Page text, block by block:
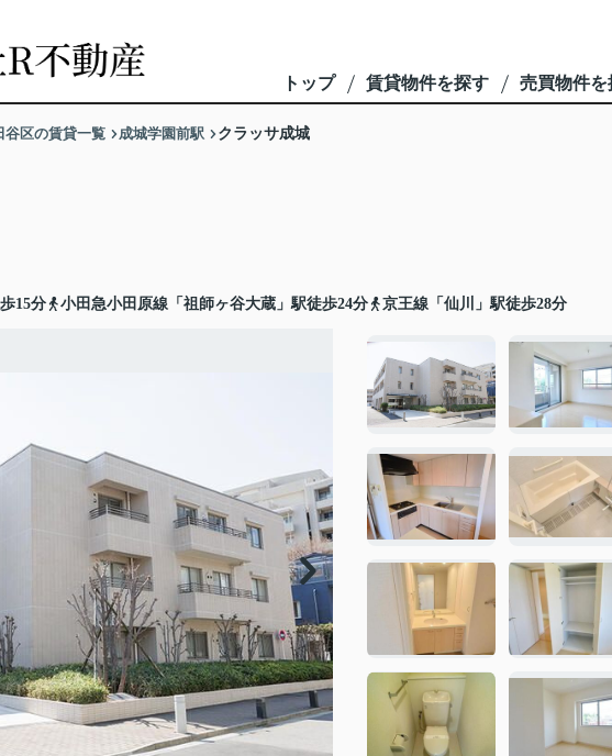
トップ 賃貸物件を探す 売買物件を
谷区の賃貸一覧 成城学園前駅 クラッサ成城
15分
小田急小田原線「祖師ヶ谷大蔵」駅徒歩24分 京王線「仙川」駅徒歩28分